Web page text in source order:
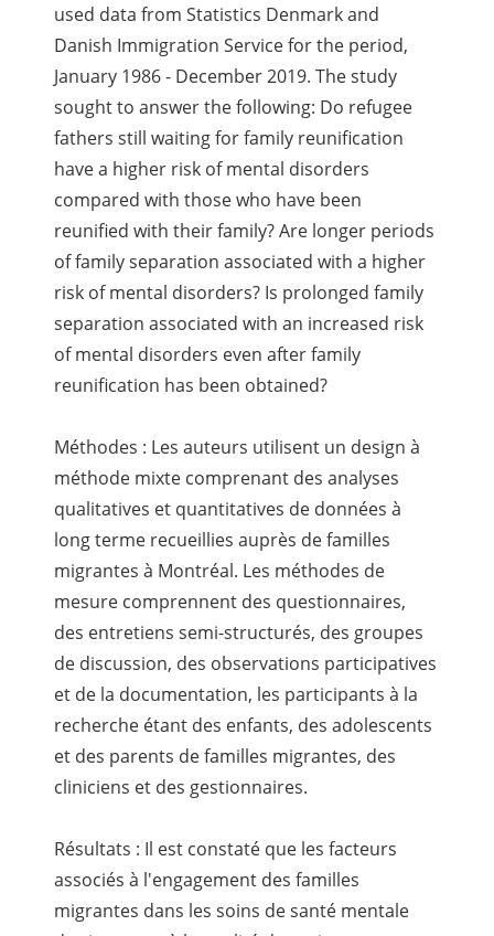
used data from Statistics Denmark and
Danish Immigration Service for the period,
January 1986 - December 2019. The study
sought to answer the following: Do refugee
fathers still waiting for family reunification
have a higher risk of mental disorders
compared with those who have been
reunified with their family? Are longer periods
of family separation associated with a higher
risk of mental disorders? Is prolonged family
separation associated with an increased risk
of mental disorders even after family
reunification has been obtained?
Méthodes : Les auteurs utilisent un design à
méthode mixte comprenant des analyses
qualitatives et quantitatives de données à
long terme recueillies auprès de familles
migrantes à Montréal. Les méthodes de
mesure comprennent des questionnaires,
des entretiens semi-structurés, des groupes
de discussion, des observations participatives
et de la documentation, les participants à la
recherche étant des enfants, des adolescents
et des parents de familles migrantes, des
cliniciens et des gestionnaires.
Résultats : Il est constaté que les facteurs
associés à l'engagement des familles
migrantes dans les soins de santé mentale